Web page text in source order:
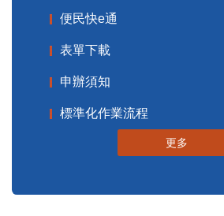
便民快e通
表單下載
申辦須知
標準化作業流程
更多